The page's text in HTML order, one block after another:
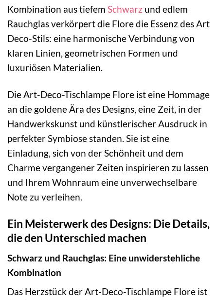
Kombination aus tiefem Schwarz und edlem
Rauchglas verkörpert die Flore die Essenz des Art
Deco-Stils: eine harmonische Verbindung von
klaren Linien, geometrischen Formen und
luxuriösen Materialien.
Die Art-Deco-Tischlampe Flore ist eine Hommage
an die goldene Ära des Designs, eine Zeit, in der
Handwerkskunst und künstlerischer Ausdruck in
perfekter Symbiose standen. Sie ist eine
Einladung, sich von der Schönheit und dem
Charme vergangener Zeiten inspirieren zu lassen
und Ihrem Wohnraum eine unverwechselbare
Note zu verleihen.
Ein Meisterwerk des Designs: Die Details,
die den Unterschied machen
Schwarz und Rauchglas: Eine unwiderstehliche
Kombination
Das Herzstück der Art-Deco-Tischlampe Flore ist